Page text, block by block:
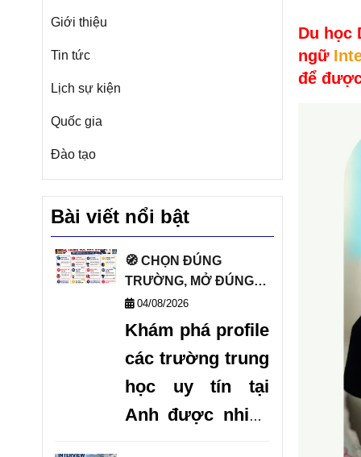
Du học
ngữ
để
Giới thiệu
Tin tức
Lịch sự kiện
Quốc gia
Đào tạo
Bài viết nổi bật
🧭 CHỌN ĐÚNG
TRƯỜNG, MỞ ĐÚNG
TƯƠNG LAI VỚI DANH
SÁCH TRƯỜNG
TRUNG HỌC UY TÍN
TẠI ANH 🧭
04/08/2026
Khám phá profile
các trường trung
học uy tín tại
Anh được nhiều